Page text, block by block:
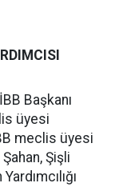
Başkanı
üyesi
meclis üyesi
Şişli